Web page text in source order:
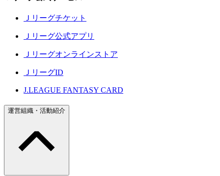
Ｊリーグチケット
Ｊリーグ公式アプリ
Ｊリーグオンラインストア
ＪリーグID
J.LEAGUE FANTASY CARD
運営組織・活動紹介